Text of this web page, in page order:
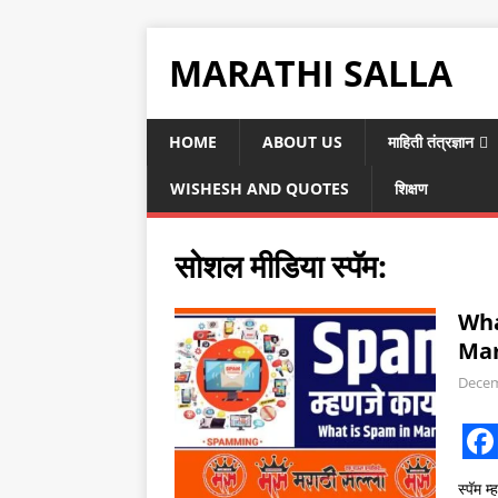
MARATHI SALLA
HOME ABOUT US माहिती तंत्रज्ञान
WISHESH AND QUOTES शिक्षण
सोशल मीडिया स्पॅम:
F
स्पॅम